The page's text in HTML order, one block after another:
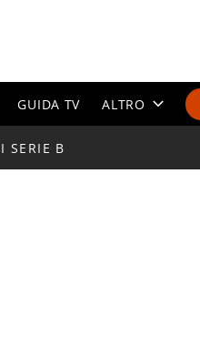
GUIDA TV ALTRO
SERIE B